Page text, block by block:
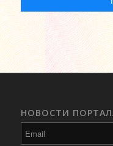
НОВОСТИ